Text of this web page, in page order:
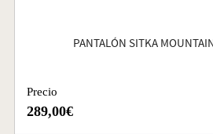
PANTALÓN SITKA
Precio
289,00€